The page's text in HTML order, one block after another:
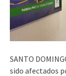
SANTO
sido afectados